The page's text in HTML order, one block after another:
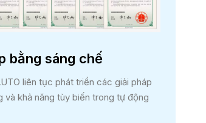
bằng sáng chế
liên tục phát triển các giải pháp
và khả năng tùy biến trong tự động